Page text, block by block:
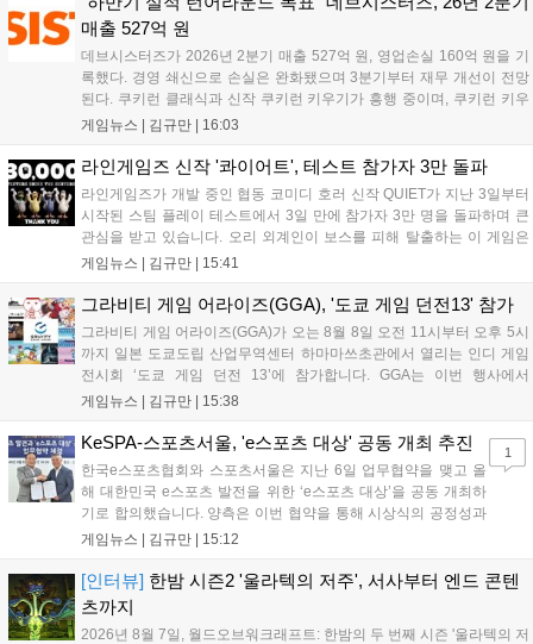
는 게임 접속 및 주요 콘텐츠 플레이를 통해 성장을 지원받을 수 있다....
매출 527억 원
데브시스터즈가 2026년 2분기 매출 527억 원, 영업손실 160억 원을 기
록했다. 경영 쇄신으로 손실은 완화됐으며 3분기부터 재무 개선이 전망
된다. 쿠키런 클래식과 신작 쿠키런 키우기가 흥행 중이며, 쿠키런 키우
기는 13일 첫 업데이트를 시작으로 2주 간격의 콘텐츠를 제공한다. 또한
이다. 회사는 비용 효율화와 신작 흥행을 통해 하반기 실적 턴어라운드
를 이끌 방침이다....
게임뉴스 | 김규만 | 16:03
라인게임즈 신작 '콰이어트', 테스트 참가자 3만 돌파
라인게임즈가 개발 중인 협동 코미디 호러 신작 QUIET가 지난 3일부터
시작된 스팀 플레이 테스트에서 3일 만에 참가자 3만 명을 돌파하며 큰
관심을 받고 있습니다. 오리 외계인이 보스를 피해 탈출하는 이 게임은
최대 4인 협동을 지원하며, 소음 관리와 물리 법칙을 활용한 전략적 플레
을 개선 중이며, 상세 정보는 스팀 페이지에서 확인 가능합니다....
게임뉴스 | 김규만 | 15:41
그라비티 게임 어라이즈(GGA), '도쿄 게임 던전13' 참가
그라비티 게임 어라이즈(GGA)가 오는 8월 8일 오전 11시부터 오후 5시
까지 일본 도쿄도립 산업무역센터 하마마쓰초관에서 열리는 인디 게임
전시회 ‘도쿄 게임 던전 13’에 참가합니다. GGA는 이번 행사에서
‘JALECO ARCADE COLLECTION’ 시리즈의 미공개 작품 12종을 최초
입니다. 시연 참여 관람객에게는 선착순으로 특별 굿즈를 증정하며, 인
디 게임 생태계 활성화와 신규 타이틀 반응 확인을 목표로 합니다....
게임뉴스 | 김규만 | 15:38
KeSPA-스포츠서울, 'e스포츠 대상' 공동 개최 추진
한국e스포츠협회와 스포츠서울은 지난 6일 업무협약을 맺고 올
해 대한민국 e스포츠 발전을 위한 ‘e스포츠 대상’을 공동 개최하
기로 합의했습니다. 양측은 이번 협약을 통해 시상식의 공정성과
전문성을 강화하고 MZ세대를 겨냥한 미디어 영향력을 확대해 e
김영만 회장은 10년 만에 재추진되는 이번 시상식이 e스포츠의
성과와 가치를 널리 알리는 권위 있는 행사가 되도록 노력하겠다
고 밝혔습니다....
게임뉴스 | 김규만 | 15:12
1
[인터뷰] 한밤 시즌2 '울라텍의 저주', 서사부터 엔드 콘텐
츠까지
2026년 8월 7일, 월드오브워크래프트: 한밤의 두 번째 시즌 '울라텍의 저